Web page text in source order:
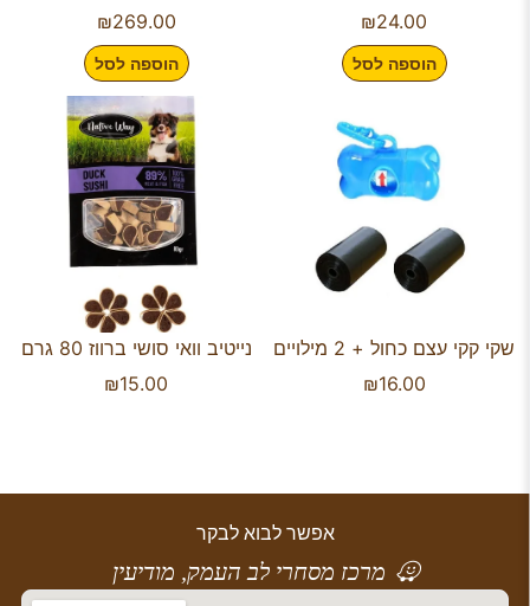
₪24.00
הוספה לסל
₪269.00
הוספה לסל
שקי קקי עצם כחול + 2 מילויים
₪16.00
נייטיב וואי סושי ברווז 80 גרם
₪15.00
אפשר לבוא לבקר
מרכז מסחרי לב העמק, מודיעין